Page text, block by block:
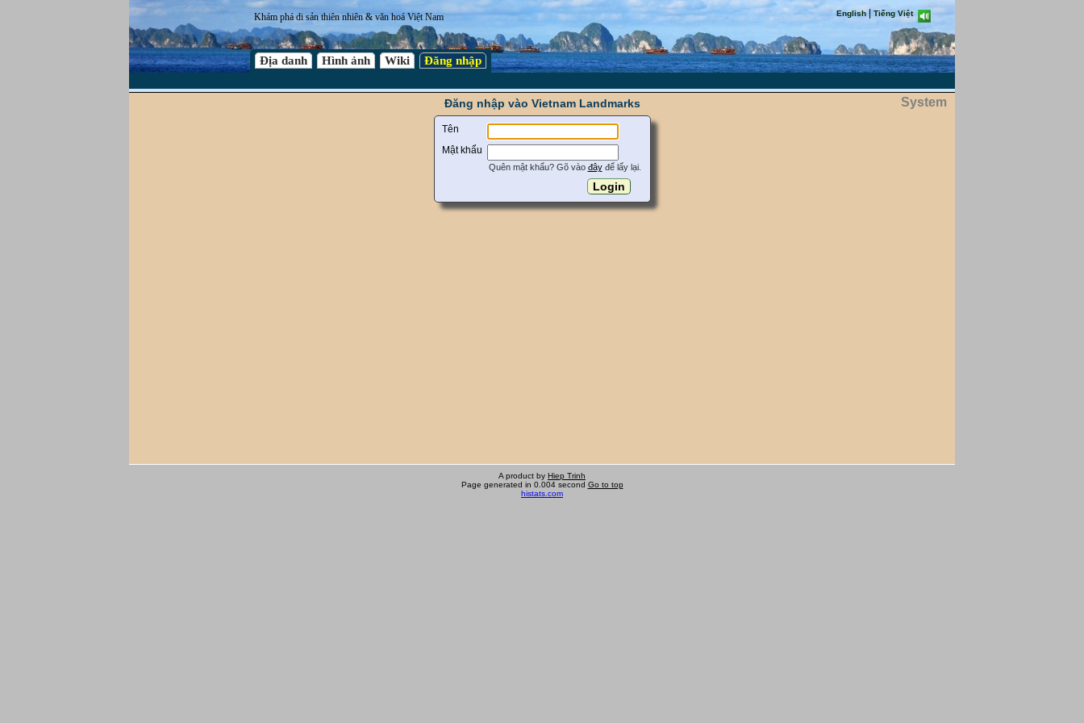
Khám phá di sản thiên nhiên & văn hoá Việt Nam English| Tiếng Việt
Địa danh Hình ảnh Wiki Đăng nhập
System
Đăng nhập vào Vietnam Landmarks
Tên
Mật khẩu
Quên mật khẩu? Gõ vào đâyđể lấy lại.
A product by Hiep Trinh
Page generated in 0.004 second Go to top